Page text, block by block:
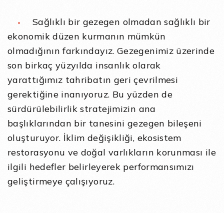
Sağlıklı bir gezegen olmadan sağlıklı bir
ekonomik düzen kurmanın mümkün
olmadığının farkındayız. Gezegenimiz üzerinde
son birkaç yüzyılda insanlık olarak
yarattığımız tahribatın geri çevrilmesi
gerektiğine inanıyoruz. Bu yüzden de
sürdürülebilirlik stratejimizin ana
başlıklarından bir tanesini gezegen bileşeni
oluşturuyor. İklim değişikliği, ekosistem
restorasyonu ve doğal varlıkların korunması ile
ilgili hedefler belirleyerek performansımızı
geliştirmeye çalışıyoruz.